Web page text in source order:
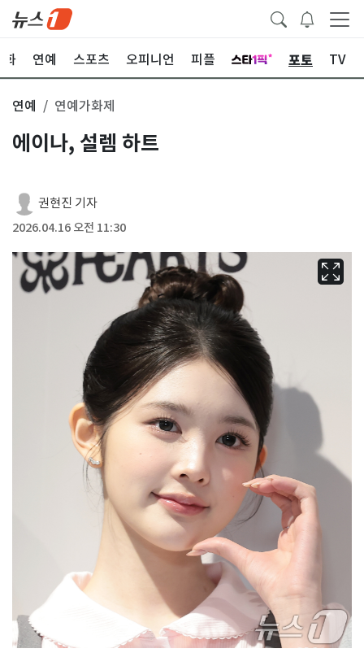
화 연예 스포츠 오피니언 피플 포토 TV
연예 연예가화제
에이나, 설렘 하트
권현진 기자
2026.04.16 오전 11:30